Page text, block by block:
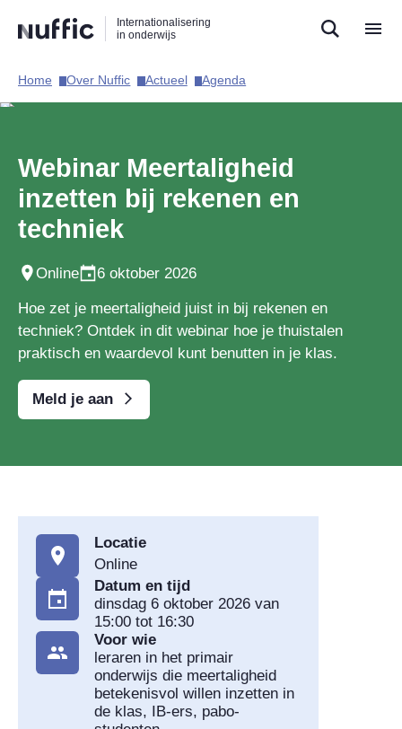
naar
zoekfunctie
naar
hoofdnavigatie
naar
inhoud
Internationalisering
in onderwijs
Hoofdnavigatie
Home​ Over Nuffic​ Actueel​ Agenda​
Webinar Meertaligheid
inzetten bij rekenen en
techniek
Online 6 oktober 2026
Hoe zet je meertaligheid juist in bij rekenen en
techniek? Ontdek in dit webinar hoe je thuistalen
praktisch en waardevol kunt benutten in je klas.
Meld je aan
Locatie
Online
Datum en tijd
dinsdag 6 oktober 2026 van
15:00 tot 16:30
Voor wie
leraren in het primair
onderwijs die meertaligheid
betekenisvol willen inzetten in
de klas, IB-ers, pabo-